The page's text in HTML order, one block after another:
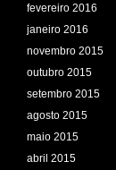
fevereiro 2016
janeiro 2016
novembro 2015
outubro 2015
setembro 2015
agosto 2015
maio 2015
abril 2015